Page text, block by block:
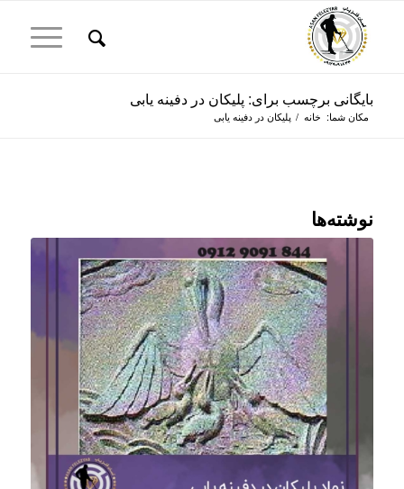
بایگانی برچسب برای: پلیکان در دفینه یابی
مکان شما: خانه / پلیکان در دفینه یابی
نوشته‌ها